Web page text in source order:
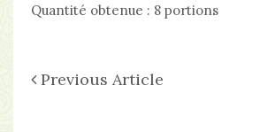
Quantité obtenue : 8 portions
Previous Article